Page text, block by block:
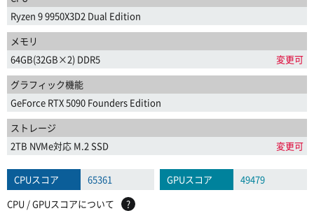
Ryzen 9 9950X3D2 Dual Edition
メモリ
64GB(32GB×2) DDR5
変更可
グラフィック機能
GeForce RTX 5090 Founders Edition
ストレージ
2TB NVMe対応 M.2 SSD
変更可
CPUスコア 65361 GPUスコア
49479
CPU / GPUスコアについて
?